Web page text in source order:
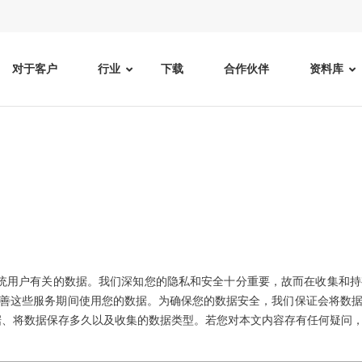
对于客户 行业 下载 合作伙伴 资料库
户有关的数据。我们深知您的隐私和安全十分重要，故而在收集和
这些服务期间使用您的数据。为确保您的数据安全，我们保证会将数
将数据保存多久以及收集的数据类型。若您对本文内容存有任何疑问